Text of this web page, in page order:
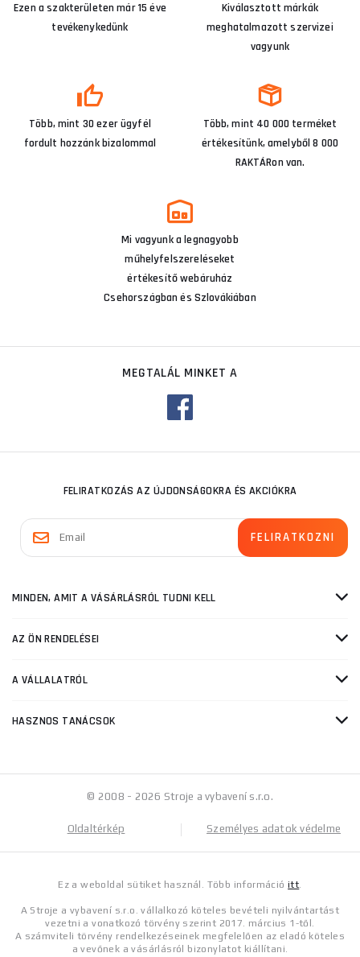
Ezen a szakterületen már 15 éve
tevékenykedünk
Kiválasztott márkák
meghatalmazott szervizei
vagyunk
Több, mint 30 ezer ügyfél
fordult hozzánk bizalommal
Több, mint 40 000 terméket
értékesítünk, amelyből 8 000
RAKTÁRon van.
Mi vagyunk a legnagyobb
műhelyfelszereléseket
értékesítő webáruház
Csehországban és Szlovákiában
MEGTALÁL MINKET A
FELIRATKOZÁS AZ ÚJDONSÁGOKRA ÉS AKCIÓKRA
MINDEN, AMIT A VÁSÁRLÁSRÓL TUDNI KELL
AZ ÖN RENDELÉSEI
A VÁLLALATRÓL
HASZNOS TANÁCSOK
© 2008 - 2026 Stroje a vybavení s.r.o.
Oldaltérkép Személyes adatok védelme
Ez a weboldal sütiket használ. Több információitt.
A Stroje a vybavení s.r.o. vállalkozó köteles bevételi nyilvántartást
vezetni a vonatkozó törvény szerint 2017. március 1-től.
A számviteli törvény rendelkezéseinek megfelelően az eladó köteles
a vevőnek a vásárlásról bizonylatot kiállítani.